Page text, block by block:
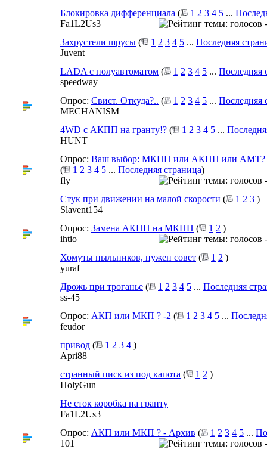
Блокировка дифференциала ( 1 2 3 4 5 ...
Fa1L2Us3
Захрустели шрусы ( 1 2 3 4 5 ... Последняя
Juvent
LADA с полуавтоматом ( 1 2 3 4 5 ... Последняя
speedway
Опрос: Свист. Откуда?.. ( 1 2 3 4 5 ... Последняя
MECHANISM
4WD c АКПП на гранту!? ( 1 2 3 4 5 ...
HUNT
Опрос: Ваш выбор: МКПП или АКПП или АМТ?
(
1 2 3 4 5 ... Последняя страница)
flу
Стук при движении на малой скорости ( 1 2 3 )
Slavent154
Опрос: Замена АКПП на МКПП ( 1 2 )
ihtio
Хомуты пыльников, нужен совет ( 1 2 )
yuraf
Дрожь при троганье ( 1 2 3 4 5 ... Последняя
ss-45
Опрос: АКП или МКП ? -2 ( 1 2 3 4 5 ...
feudor
привод ( 1 2 3 4 )
Apri88
странный писк из под капота ( 1 2 )
HolyGun
Не сток коробка на гранту
Fa1L2Us3
Опрос: АКП или МКП ? - Архив ( 1 2 3 4 5 ...
101